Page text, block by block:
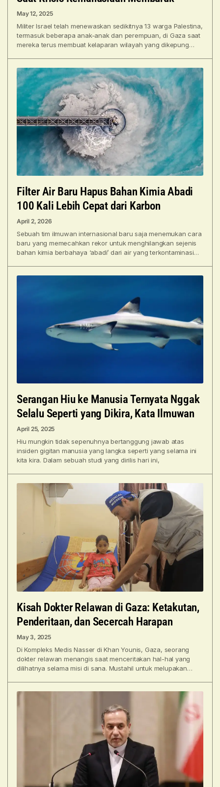
May 12, 2025
Militer Israel telah menewaskan sedikitnya 13 warga Palestina,
termasuk beberapa anak-anak dan perempuan, di Gaza saat
mereka terus membuat kelaparan wilayah yang dikepung
Filter Air Baru Hapus Bahan Kimia Abadi
100 Kali Lebih Cepat dari Karbon
April 2, 2026
Sebuah tim ilmuwan internasional baru saja menemukan cara
baru yang memecahkan rekor untuk menghilangkan sejenis
bahan kimia berbahaya ‘abadi’ dari air yang terkontaminasi.
Serangan Hiu ke Manusia Ternyata Nggak
Selalu Seperti yang Dikira, Kata Ilmuwan
April 25, 2025
Hiu mungkin tidak sepenuhnya bertanggung jawab atas
insiden gigitan manusia yang langka seperti yang selama ini
kita kira. Dalam sebuah studi yang dirilis hari ini,
Kisah Dokter Relawan di Gaza: Ketakutan,
Penderitaan, dan Secercah Harapan
May 3, 2025
Di Kompleks Medis Nasser di Khan Younis, Gaza, seorang
dokter relawan menangis saat menceritakan hal-hal yang
dilihatnya selama misi di sana. Mustahil untuk melupakan